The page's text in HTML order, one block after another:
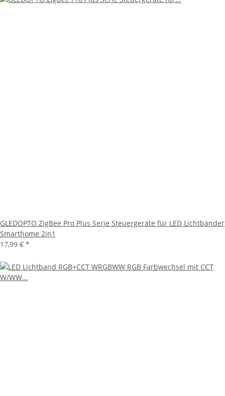
GLEDOPTO ZigBee Pro Plus Serie Steuergeräte für LED Lichtbänder
Smarthome 2in1
17,99 € *